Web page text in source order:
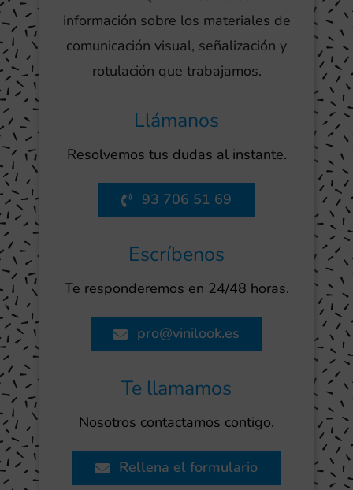
información sobre los materiales de
comunicación visual, señalización y
rotulación que trabajamos.
Llámanos
Resolvemos tus dudas al instante.
93 706 51 69
Escríbenos
Te responderemos en 24/48 horas.
pro@vinilook.es
Te llamamos
Nosotros contactamos contigo.
Rellena el formulario